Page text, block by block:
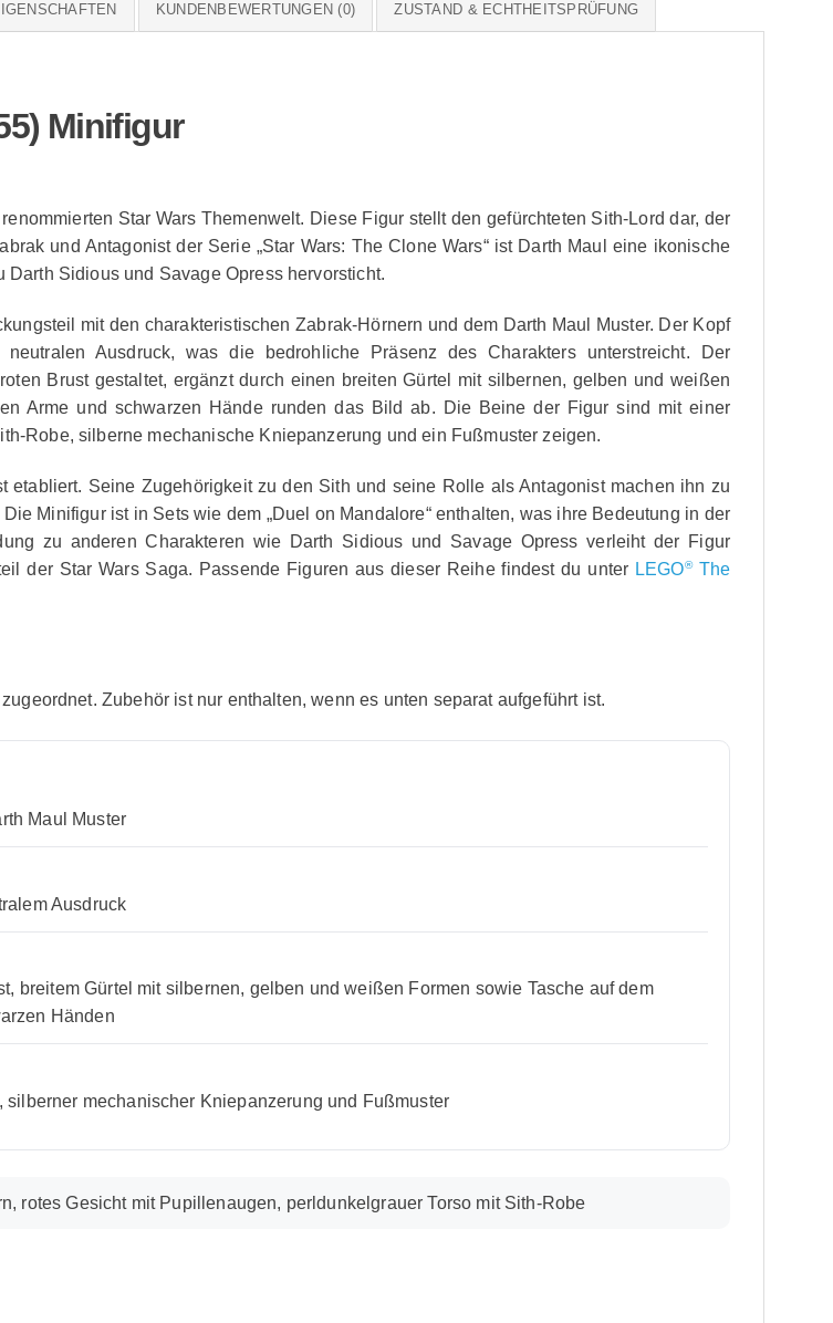
KUNDENBEWERTUNGEN (0) ZUSTAND & ECHTHEITSPRÜFUNG
Minifigur
Star Wars Themenwelt. Diese Figur stellt den gefürchteten Sith-Lord dar, der
und Antagonist der Serie „Star Wars: The Clone Wars“ ist Darth Maul eine ikonische
Sidious und Savage Opress hervorsticht.
mit den charakteristischen Zabrak-Hörnern und dem Darth Maul Muster. Der Kopf
Ausdruck, was die bedrohliche Präsenz des Charakters unterstreicht. Der
Brust gestaltet, ergänzt durch einen breiten Gürtel mit silbernen, gelben und weißen
Arme und schwarzen Hände runden das Bild ab. Die Beine der Figur sind mit einer
Robe, silberne mechanische Kniepanzerung und ein Fußmuster zeigen.
etabliert. Seine Zugehörigkeit zu den Sith und seine Rolle als Antagonist machen ihn zu
Minifigur ist in Sets wie dem „Duel on Mandalore“ enthalten, was ihre Bedeutung in der
zu anderen Charakteren wie Darth Sidious und Savage Opress verleiht der Figur
der Star Wars Saga. Passende Figuren aus dieser Reihe findest du unter LEGO®The
Zubehör ist nur enthalten, wenn es unten separat aufgeführt ist.
Maul Muster
Ausdruck
breitem Gürtel mit silbernen, gelben und weißen Formen sowie Tasche auf dem
Händen
mechanischer Kniepanzerung und Fußmuster
rotes Gesicht mit Pupillenaugen, perldunkelgrauer Torso mit Sith-Robe